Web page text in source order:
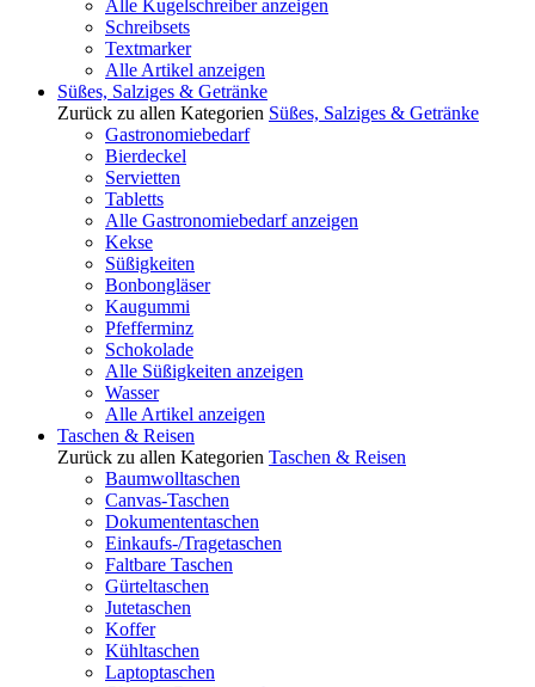
Alle Kugelschreiber anzeigen
Schreibsets
Textmarker
Alle Artikel anzeigen
Süßes, Salziges & Getränke
Zurück zu allen Kategorien Süßes, Salziges & Getränke
Gastronomiebedarf
Bierdeckel
Servietten
Tabletts
Alle Gastronomiebedarf anzeigen
Kekse
Süßigkeiten
Bonbongläser
Kaugummi
Pfefferminz
Schokolade
Alle Süßigkeiten anzeigen
Wasser
Alle Artikel anzeigen
Taschen & Reisen
Zurück zu allen Kategorien Taschen & Reisen
Baumwolltaschen
Canvas-Taschen
Dokumententaschen
Einkaufs-/Tragetaschen
Faltbare Taschen
Gürteltaschen
Jutetaschen
Koffer
Kühltaschen
Laptoptaschen